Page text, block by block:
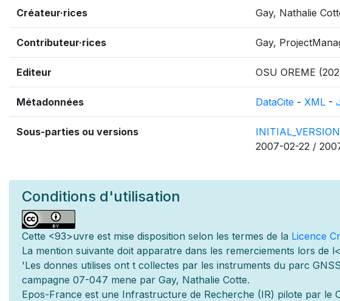
Créateur·rices Gay, Nathalie
Contributeur·rices Gay,
Editeur OSU OREME
Métadonnées DataCite - XML -
Sous-parties ou versions INITIAL_VERSION
2007-02-22 /
Conditions d'utilisation
Cette <93>uvre est mise disposition selon les termes de la Licence
La mention suivante doit apparatre dans les remerciements lors de l
'Les donnes utilises ont t collectes par les instruments du parc
campagne 07-047 mene par Gay, Nathalie Cotte.
Epos-France est une Infrastructure de Recherche (IR) pilote par le